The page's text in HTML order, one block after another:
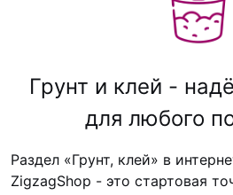
Грунт и клей -
для любого
Раздел «Грунт, клей» в
ZigzagShop - это стартовая